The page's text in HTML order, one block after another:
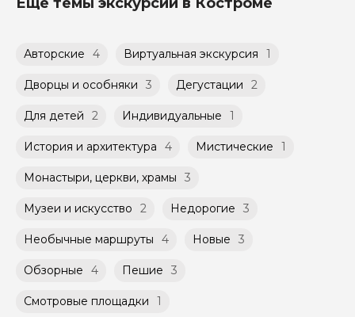
Возможность оплатить картой или
Оплата многодневного тура происходит
при наличии такой возможности,
заключенного между Организатором и
к Оферте Сервиса.
Способы оплаты на сайте: Картой
российского банка можно оплатить любую
возможность выбрать удобное для Вас
расписанию, составленному гидом.
Помимо Вас, на групповой экскурсии могут
быть незнакомые для Вас люди.
Мини-группы проводятся на тех же
условиях, что и групповые, но с количество
не более 10 человек)
Авторские 4 Виртуальная экскурсия 1
Дворцы и особняки 3 Дегустации 2
Для детей 2 Индивидуальные 1
История и архитектура 4 Мистические 1
Монастыри, церкви, храмы 3
Музеи и искусство 2 Недорогие 3
Необычные маршруты 4 Новые 3
Обзорные 4 Пешие 3
Смотровые площадки 1